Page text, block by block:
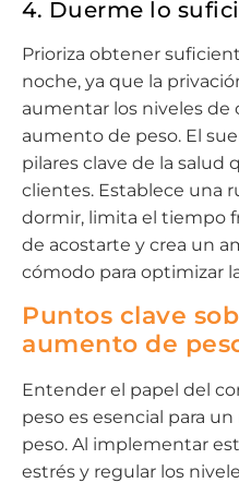
4. Duerme lo
Prioriza obtener
noche, ya que la
aumentar los niveles de
aumento de peso. El
pilares clave de la salud
clientes. Establece una
dormir, limita el tiempo
de acostarte y crea un
cómodo para optimizar
Puntos clave
aumento de
Entender el papel del
peso es esencial para
peso. Al implementar
estrés y regular los